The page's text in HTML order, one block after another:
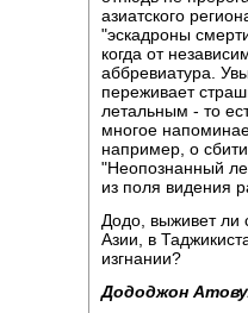
азиатского
"эскадроны
когда от
аббревиатура.
переживает
летальным - то
многое
например, о
"Неопознанный
из поля видения
Додо, выживет ли
Азии, в
изгнании?
Дододжон